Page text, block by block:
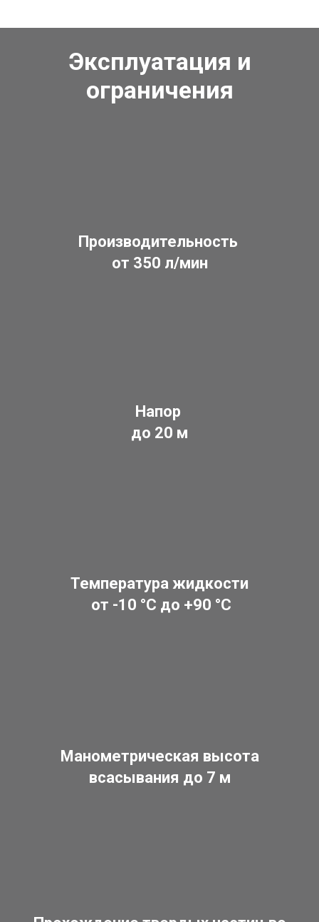
Эксплуатация и
ограничения
Производительность
от 350 л/мин
Напор
до 20 м
Температура жидкости
от -10 °C до +90 °C
Манометрическая высота
всасывания до 7 м